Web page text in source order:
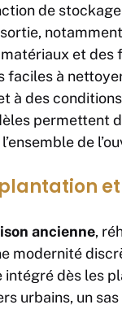
de
sortie,
et des
faciles à
à des
permettent
de
ancienne,
modernité
intégré dès les
urbains, un